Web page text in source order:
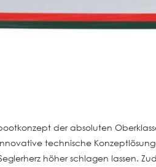
der absoluten
technische
höher schlagen lassen.